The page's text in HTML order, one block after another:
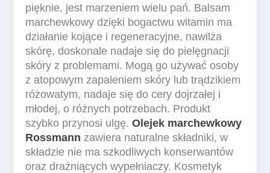
pięknie, jest marzeniem wielu pań. Balsam
marchewkowy dzięki bogactwu witamin ma
działanie kojące i regeneracyjne, nawilża
skórę, doskonale nadaje się do pielęgnacji
skóry z problemami. Mogą go używać osoby
z atopowym zapaleniem skóry lub trądzikiem
różowatym, nadaje się do cery dojrzałej i
młodej, o różnych potrzebach. Produkt
szybko przynosi ulgę.Olejek marchewkowy
Rossmann zawiera naturalne składniki, w
składzie nie ma szkodliwych konserwantów
oraz drażniących wypełniaczy. Kosmetyk